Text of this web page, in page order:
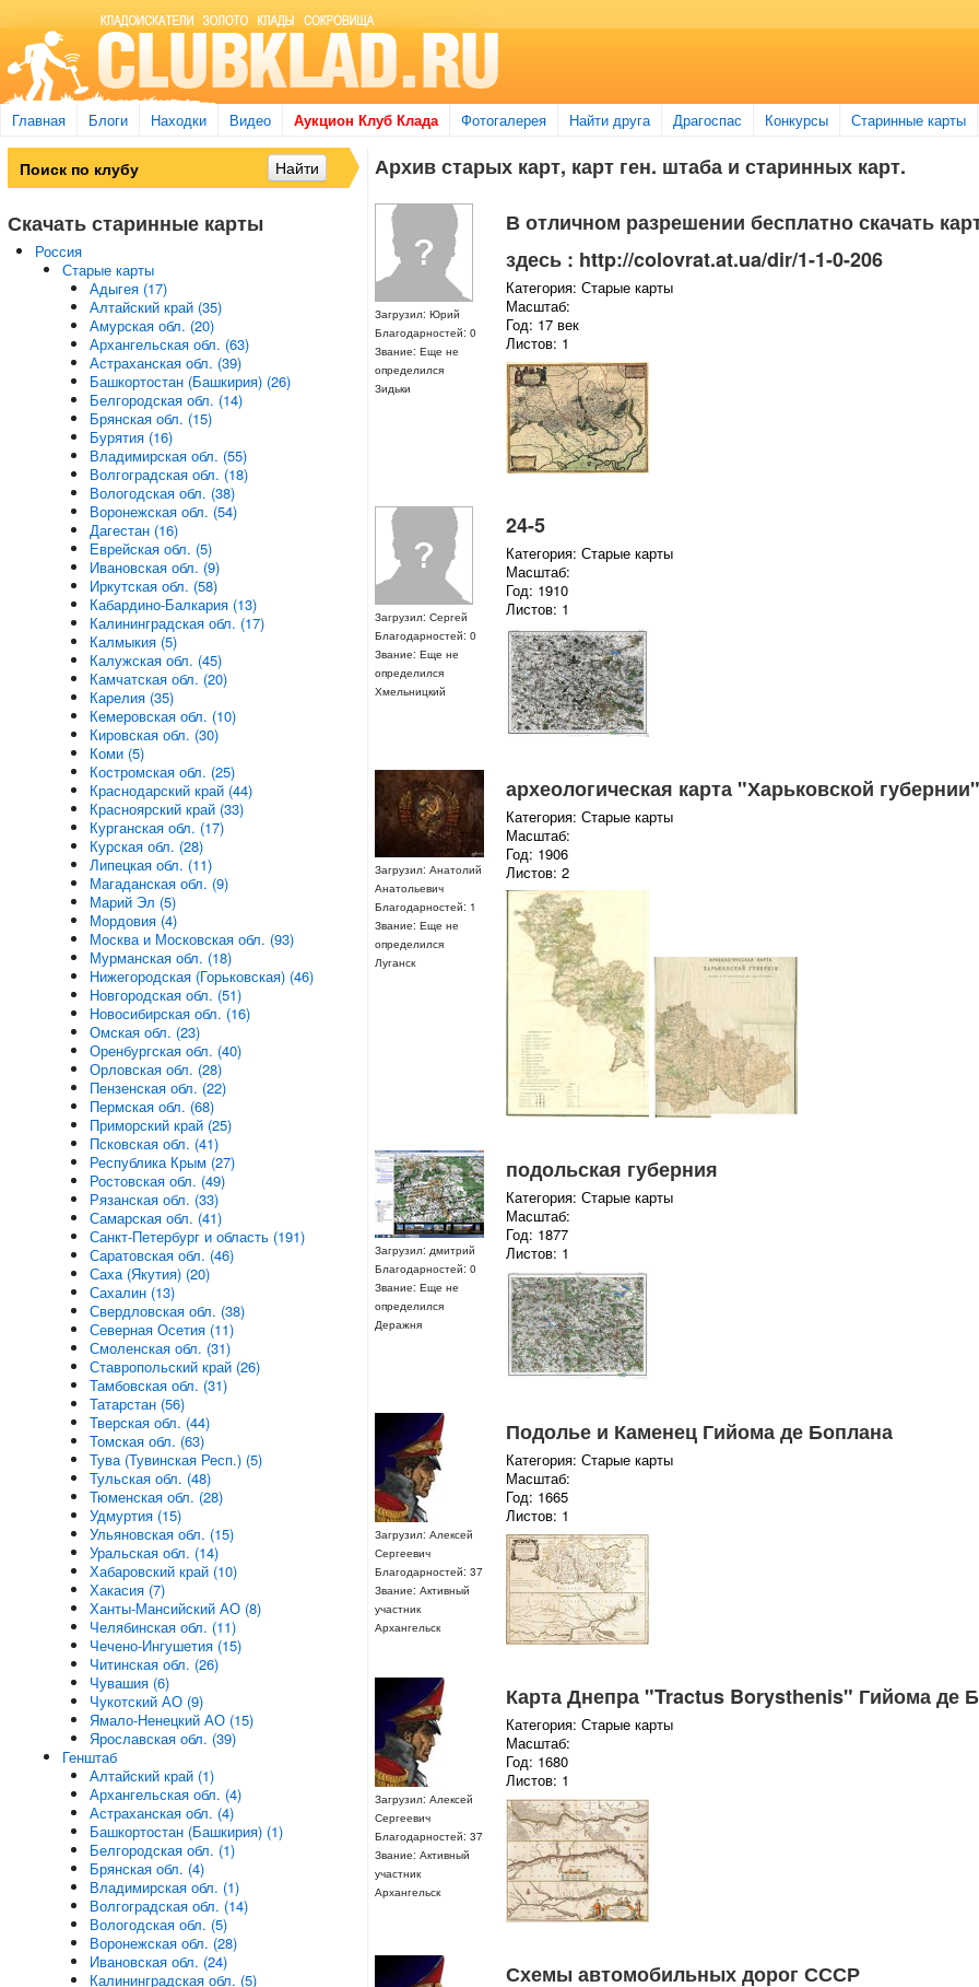
Главная Блоги Находки Видео Аукцион Клуб Клада Фотогалерея Найти друга Драгоспас Конкурсы Старинные карты
Архив старых карт, карт ген. штаба и старинных карт.
Загрузил: Юрий
Благодарностей: 0
Звание: Еще не
определился
Зидьки
В отличном разрешении бесплатно скачать
здесь : http://colovrat.at.ua/dir/1-1-0-206
Категория: Старые карты
Масштаб:
Год: 17 век
Листов: 1
Загрузил: Сергей
Благодарностей: 0
Звание: Еще не
определился
Хмельницкий
24-5
Категория: Старые карты
Масштаб:
Год: 1910
Листов: 1
Загрузил: Анатолий
Анатольевич
Благодарностей: 1
Звание: Еще не
определился
Луганск
археологическая карта "Харьковской губернии"
Категория: Старые карты
Масштаб:
Год: 1906
Листов: 2
Загрузил: дмитрий
Благодарностей: 0
Звание: Еще не
определился
Деражня
подольская губерния
Категория: Старые карты
Масштаб:
Год: 1877
Листов: 1
Загрузил: Алексей
Сергеевич
Благодарностей: 37
Звание: Активный
участник
Архангельск
Подолье и Каменец Гийома де Боплана
Категория: Старые карты
Масштаб:
Год: 1665
Листов: 1
Загрузил: Алексей
Сергеевич
Благодарностей: 37
Звание: Активный
участник
Архангельск
Карта Днепра "Tractus Borysthenis" Гийома де
Категория: Старые карты
Масштаб:
Год: 1680
Листов: 1
Схемы автомобильных дорог СССР
Скачать старинные карты
Россия
Старые карты
Адыгея (17)
Алтайский край (35)
Амурская обл. (20)
Архангельская обл. (63)
Астраханская обл. (39)
Башкортостан (Башкирия) (26)
Белгородская обл. (14)
Брянская обл. (15)
Бурятия (16)
Владимирская обл. (55)
Волгоградская обл. (18)
Вологодская обл. (38)
Воронежская обл. (54)
Дагестан (16)
Еврейская обл. (5)
Ивановская обл. (9)
Иркутская обл. (58)
Кабардино-Балкария (13)
Калининградская обл. (17)
Калмыкия (5)
Калужская обл. (45)
Камчатская обл. (20)
Карелия (35)
Кемеровская обл. (10)
Кировская обл. (30)
Коми (5)
Костромская обл. (25)
Краснодарский край (44)
Красноярский край (33)
Курганская обл. (17)
Курская обл. (28)
Липецкая обл. (11)
Магаданская обл. (9)
Марий Эл (5)
Мордовия (4)
Москва и Московская обл. (93)
Мурманская обл. (18)
Нижегородская (Горьковская) (46)
Новгородская обл. (51)
Новосибирская обл. (16)
Омская обл. (23)
Оренбургская обл. (40)
Орловская обл. (28)
Пензенская обл. (22)
Пермская обл. (68)
Приморский край (25)
Псковская обл. (41)
Республика Крым (27)
Ростовская обл. (49)
Рязанская обл. (33)
Самарская обл. (41)
Санкт-Петербург и область (191)
Саратовская обл. (46)
Саха (Якутия) (20)
Сахалин (13)
Свердловская обл. (38)
Северная Осетия (11)
Смоленская обл. (31)
Ставропольский край (26)
Тамбовская обл. (31)
Татарстан (56)
Тверская обл. (44)
Томская обл. (63)
Тува (Тувинская Респ.) (5)
Тульская обл. (48)
Тюменская обл. (28)
Удмуртия (15)
Ульяновская обл. (15)
Уральская обл. (14)
Хабаровский край (10)
Хакасия (7)
Ханты-Мансийский АО (8)
Челябинская обл. (11)
Чечено-Ингушетия (15)
Читинская обл. (26)
Чувашия (6)
Чукотский АО (9)
Ямало-Ненецкий АО (15)
Ярославская обл. (39)
Генштаб
Алтайский край (1)
Архангельская обл. (4)
Астраханская обл. (4)
Башкортостан (Башкирия) (1)
Белгородская обл. (1)
Брянская обл. (4)
Владимирская обл. (1)
Волгоградская обл. (14)
Вологодская обл. (5)
Воронежская обл. (28)
Ивановская обл. (24)
Калининградская обл. (5)